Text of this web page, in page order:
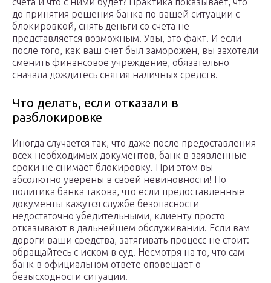
до принятия решения банка по вашей ситуации с
блокировкой, снять деньги со счета не
представляется возможным. Увы, это факт. И если
после того, как ваш счет был заморожен, вы захотели
сменить финансовое учреждение, обязательно
сначала дождитесь снятия наличных средств.
Что делать, если отказали в
разблокировке
Иногда случается так, что даже после предоставления
всех необходимых документов, банк в заявленные
сроки не снимает блокировку. При этом вы
абсолютно уверены в своей невиновности! Но
политика банка такова, что если предоставленные
документы кажутся службе безопасности
недостаточно убедительными, клиенту просто
отказывают в дальнейшем обслуживании. Если вам
дороги ваши средства, затягивать процесс не стоит:
обращайтесь с иском в суд. Несмотря на то, что сам
банк в официальном ответе оповещает о
безысходности ситуации.